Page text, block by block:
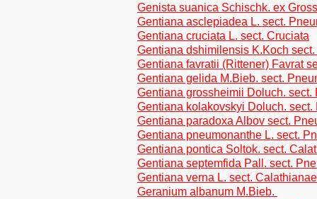
Genista suanica Schischk. ex
Gentiana asclepiadea L. sect.
Gentiana cruciata L. sect. Cruciata
Gentiana dshimilensis K.Koch
Gentiana favratii (Rittener) Favrat
Gentiana gelida M.Bieb. sect.
Gentiana grossheimii Doluch. sect.
Gentiana kolakovskyi Doluch. sect.
Gentiana paradoxa Albov sect.
Gentiana pneumonanthe L. sect.
Gentiana pontica Soltok. sect.
Gentiana septemfida Pall. sect.
Gentiana verna L. sect. Calathianae
Geranium albanum M.Bieb.